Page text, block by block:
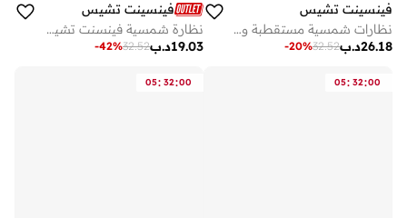
فينسينت تشيس
نظارات شمسية مستقطبة ومحمية من الأشعة فوق البنفسجية بإطار مربع كامل عتيق - مم - أسود
د.ب26.18
32.52
-20%
فينسينت تشيس
نظارة شمسية فينسنت تشيس من لينسكارت رجالي ونسائي مربعة هافانا كبيرة مستقطبة وحماية من الأشعة فوق البنفسجية
د.ب19.03
32.52
-42%
05: 32:00
05: 32:00